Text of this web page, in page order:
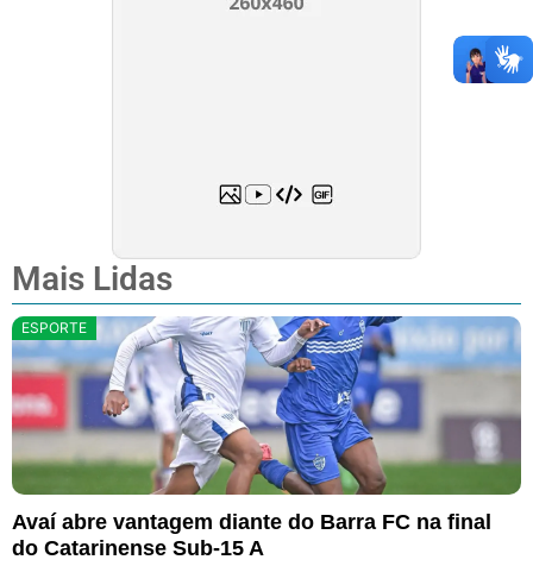
Mais Lidas
ESPORTE
Avaí abre vantagem diante do Barra FC na final
do Catarinense Sub-15 A